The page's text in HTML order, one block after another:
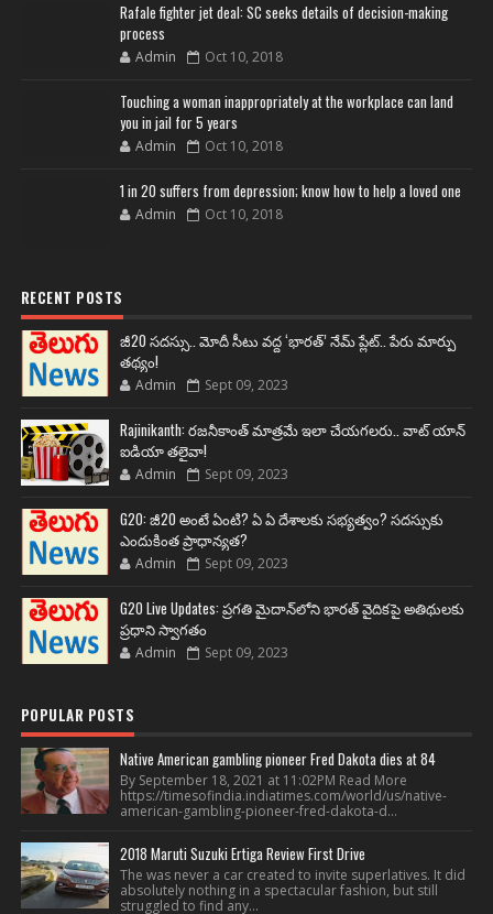
Rafale fighter jet deal: SC seeks details of decision-making
process
Admin Oct 10, 2018
Touching a woman inappropriately at the workplace can land
you in jail for 5 years
Admin Oct 10, 2018
1 in 20 suffers from depression; know how to help a loved one
Admin Oct 10, 2018
RECENT POSTS
జీ20 సదస్సు.. మోదీ సీటు వద్ద ‘భారత్’ నేమ్ ప్లేట్‌.. పేరు మార్పు
తథ్యం!
Admin Sept 09, 2023
Rajinikanth: రజనీకాంత్ మాత్రమే ఇలా చేయగలరు.. వాట్ యాన్
ఐడియా తలైవా!
Admin Sept 09, 2023
G20: జీ20 అంటే ఏంటి? ఏ ఏ దేశాలకు సభ్యత్వం? సదస్సుకు
ఎందుకింత ప్రాధాన్యత?
Admin Sept 09, 2023
G20 Live Updates: ప్రగతి మైదాన్‌లోని భారత్ వైదికపై అతిథులకు
ప్రధాని స్వాగతం
Admin Sept 09, 2023
POPULAR POSTS
Native American gambling pioneer Fred Dakota dies at 84
By September 18, 2021 at 11:02PM Read More
https://timesofindia.indiatimes.com/world/us/native-
american-gambling-pioneer-fred-dakota-d...
2018 Maruti Suzuki Ertiga Review First Drive
The was never a car created to invite superlatives. It did
absolutely nothing in a spectacular fashion, but still
struggled to find any...